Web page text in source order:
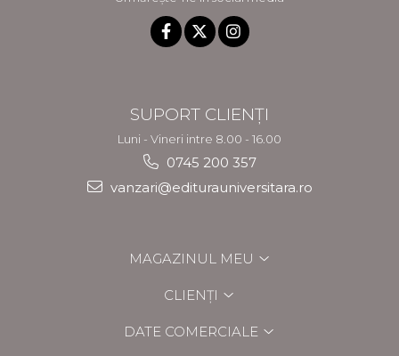
SUPORT CLIENȚI
Luni - Vineri intre 8.00 - 16.00
0745 200 357
vanzari@editurauniversitara.ro
MAGAZINUL MEU
CLIENȚI
DATE COMERCIALE